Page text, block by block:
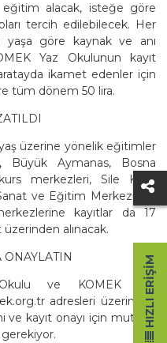
eğitim alacak, isteğe göre
tercih edilebilecek. Her
göre kaynak ve anı
Yaz Okulunun kayıt
ikamet edenler için
tüm dönem 50 lira.
üzerine yönelik eğitimler
Büyük Aymanas, Bosna
merkezleri, Sile Kent
ve Eğitim Merkezinde
kayıtlar da 17
alınacak.
ONAYLATIN
ve KOMEK için
adresleri üzerinden
ve kayıt onayı için mutlaka
HIZLI ERIŞIM